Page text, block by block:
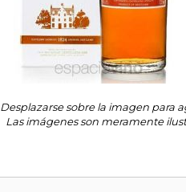
Desplazarse sobre la imagen para
Las imágenes son meramente